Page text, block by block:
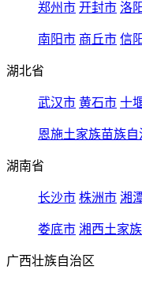
郑州市 开封市 洛
南阳市 商丘市 信
湖北省
武汉市 黄石市 十
恩施土家族苗族自
湖南省
长沙市 株洲市 湘
娄底市 湘西土家
广西壮族自治区